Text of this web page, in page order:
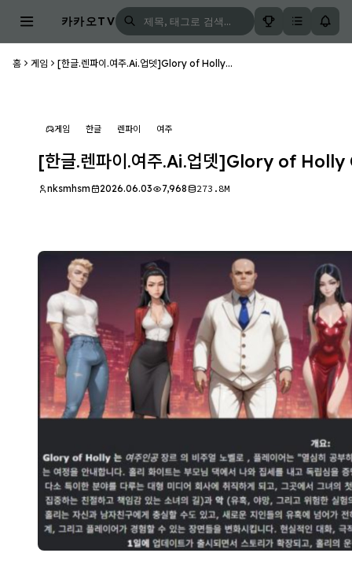
카카오TV
홈 게임 [한글.렌파이.여주.Ai.업뎃]Glory of Holly...
게임 한글 렌파이 여주
[한글.렌파이.여주.Ai.업뎃]Glory of Holly
nksmhsm 2026.06.03 7,968 273.8M